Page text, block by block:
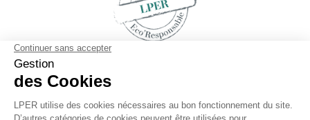
Contactez-nous
En savoir plus